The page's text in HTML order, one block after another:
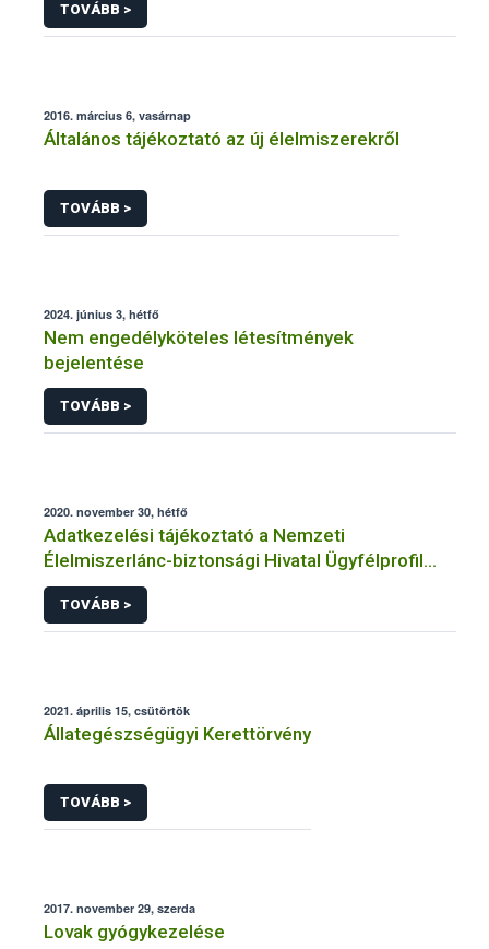
TOVÁBB >
2016. március 6, vasárnap
Általános tájékoztató az új élelmiszerekről
TOVÁBB >
2024. június 3, hétfő
Nem engedélyköteles létesítmények
bejelentése
TOVÁBB >
2020. november 30, hétfő
Adatkezelési tájékoztató a Nemzeti
Élelmiszerlánc-biztonsági Hivatal Ügyfélprofil
Rendszerben állatgyógyászati termékek
témakörben közhatalmi eljárásaihoz kapcsolódó
adatkezeléséhez
TOVÁBB >
2021. április 15, csütörtök
Állategészségügyi Kerettörvény
TOVÁBB >
2017. november 29, szerda
Lovak gyógykezelése